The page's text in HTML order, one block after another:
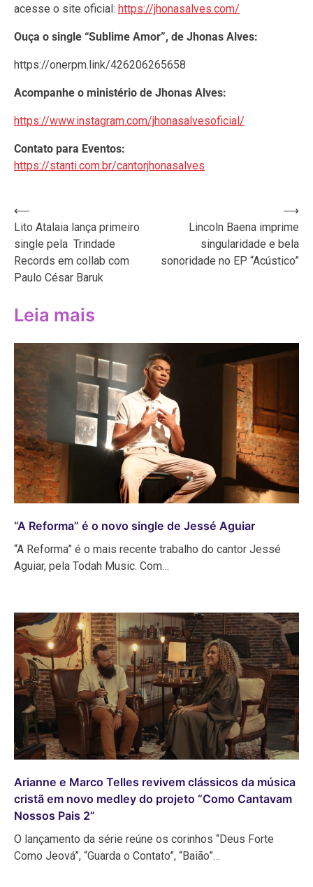
acesse o site oficial: https://jhonasalves.com/
Ouça o single “Sublime Amor”, de Jhonas Alves:
https://onerpm.link/426206265658
Acompanhe o ministério de Jhonas Alves:
https://www.instagram.com/jhonasalvesoficial/
Contato para Eventos:
https://stanti.com.br/cantorjhonasalves
Navegação
de
Post
⟵
Lito Atalaia lança primeiro
single pela Trindade
Records em collab com
Paulo César Baruk
Lincoln Baena imprime
singularidade e bela
sonoridade no EP “Acústico”
⟶
Leia mais
“A Reforma” é o novo single de Jessé Aguiar
“A Reforma” é o mais recente trabalho do cantor Jessé
Aguiar, pela Todah Music. Com…
Arianne e Marco Telles revivem clássicos da música
cristã em novo medley do projeto “Como Cantavam
Nossos Pais 2”
O lançamento da série reúne os corinhos “Deus Forte
Como Jeová”, “Guarda o Contato”, “Baião”…